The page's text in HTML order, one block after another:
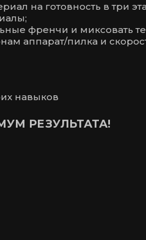
навыков
РЕЗУЛЬТАТА!
на готовность в три
френчи и миксовать
аппарат/пилка и